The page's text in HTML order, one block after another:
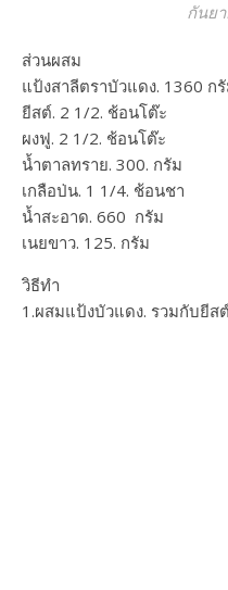
กันยา
ส่วนผสม
แป้งสาลีตราบัวแดง. 1360 ก
ยีสต์. 2 1/2. ช้อนโต๊ะ
ผงฟู. 2 1/2. ช้อนโต๊ะ
น้ำตาลทราย. 300. กรัม
เกลือป่น. 1 1/4. ช้อนชา
น้ำสะอาด. 660 กรัม
เนยขาว. 125. กรัม
วิธีทำ
1.ผสมแป้งบัวแดง. รวมกับยีส